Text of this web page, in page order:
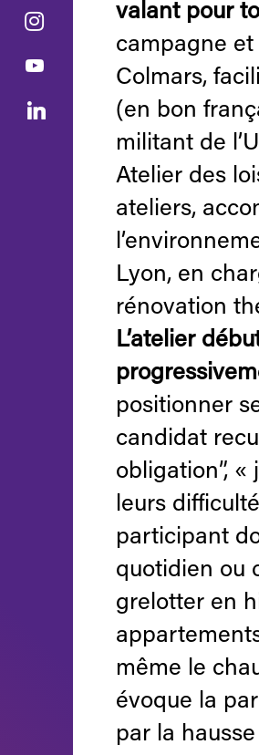
valant pour
campagne et
Colmars,
(en bon
militant de
Atelier des
ateliers,
Lyon, en
rénovation
L’atelier
positionner
candidat
obligation”,
leurs
participant
quotidien ou
grelotter en
même le
évoque la
par la